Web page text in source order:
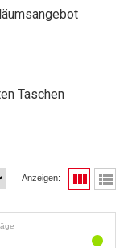
Taschen
Anzeigen: view_module view_list